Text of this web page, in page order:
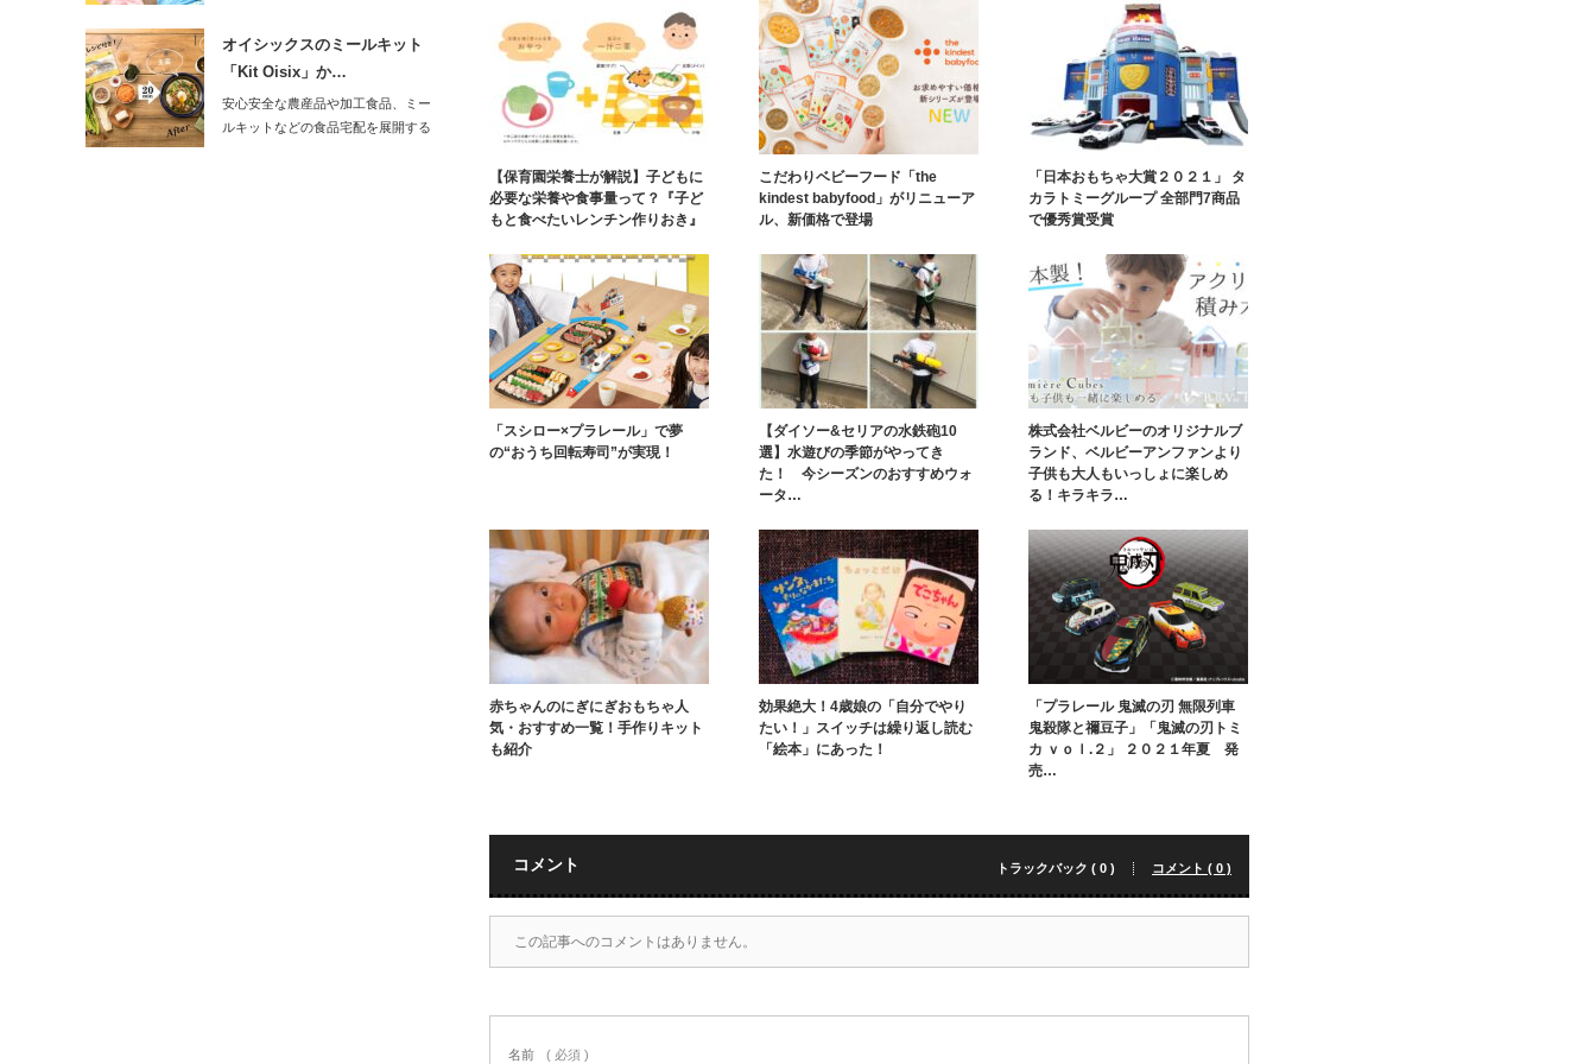
【保育園栄養士が解説】子どもに
必要な栄養や食事量って？『子ど
もと食べたいレンチン作りおき』
こだわりベビーフード「the
kindest babyfood」がリニューア
ル、新価格で登場
「日本おもちゃ大賞２０２１」 タ
カラトミーグループ 全部門7商品
で優秀賞受賞
「スシロー×プラレール」で夢
の“おうち回転寿司”が実現！
【ダイソー&セリアの水鉄砲10
選】水遊びの季節がやってき
た！ 今シーズンのおすすめウォ
ータ…
株式会社ベルビーのオリジナルブ
ランド、ベルビーアンファンより
子供も大人もいっしょに楽しめ
る！キラキラ…
赤ちゃんのにぎにぎおもちゃ人
気・おすすめ一覧！手作りキット
も紹介
効果絶大！4歳娘の「自分でやり
たい！」スイッチは繰り返し読む
「絵本」にあった！
「プラレール 鬼滅の刃 無限列車
鬼殺隊と禰豆子」「鬼滅の刃トミ
カ ｖｏｌ.２」 ２０２１年夏 発
売…
コメント トラックバック ( 0 ) コメント ( 0 )
この記事へのコメントはありません。
名前 ( 必須 )
オイシックスのミールキット
「Kit Oisix」か…
安心安全な農産品や加工食品、ミー
ルキットなどの食品宅配を展開する